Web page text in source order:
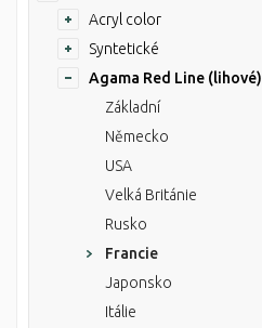
Acryl color
Syntetické
Agama Red Line (lihové)
Základní
Německo
USA
Velká Británie
Rusko
Francie
Japonsko
Itálie